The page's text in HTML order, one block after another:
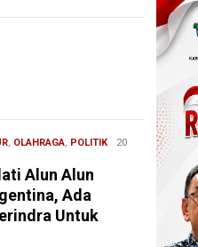
, OLAHRAGA, POLITIK Redaksi
20
Alun Alun
Ada
Untuk